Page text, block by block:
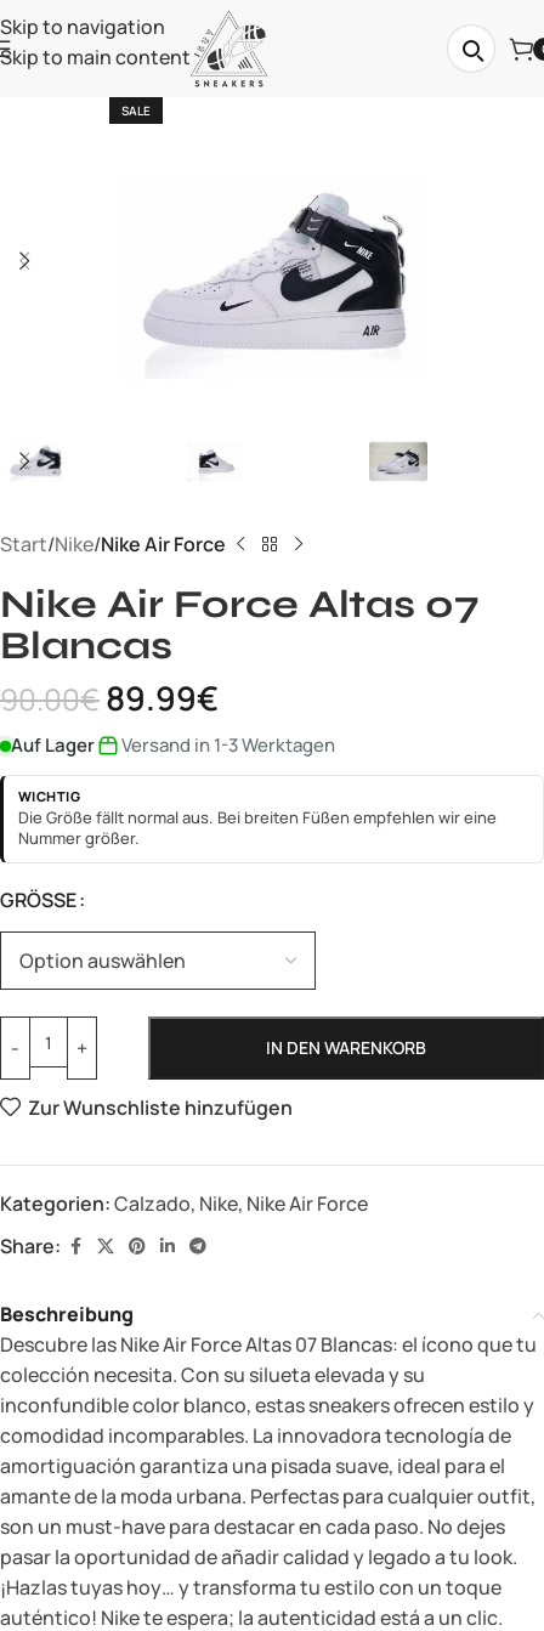
Skip to navigation
Skip to main content
SALE
Start Nike Nike Air Force
Nike Air Force Altas 07
Blancas
90.00€89.99€
Auf Lager Versand in 1-3 Werktagen
WICHTIG
Die Größe fällt normal aus. Bei breiten Füßen empfehlen wir eine
Nummer größer.
GRÖSSE
IN DEN WARENKORB
Zur Wunschliste hinzufügen
Kategorien:Calzado, Nike, Nike Air Force
Share:
Beschreibung
Descubre las Nike Air Force Altas 07 Blancas: el ícono que tu
colección necesita. Con su silueta elevada y su
inconfundible color blanco, estas sneakers ofrecen estilo y
comodidad incomparables. La innovadora tecnología de
amortiguación garantiza una pisada suave, ideal para el
amante de la moda urbana. Perfectas para cualquier outfit,
son un must-have para destacar en cada paso. No dejes
pasar la oportunidad de añadir calidad y legado a tu look.
¡Hazlas tuyas hoy… y transforma tu estilo con un toque
auténtico! Nike te espera; la autenticidad está a un clic.